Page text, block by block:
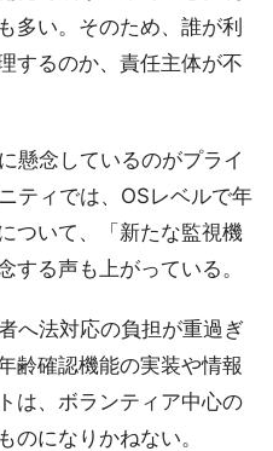
多い。そのため、誰が利
するのか、責任主体が不
懸念しているのがプライ
ティでは、OSレベルで年
ついて、「新たな監視機
する声も上がっている。
へ法対応の負担が重過ぎ
齢確認機能の実装や情報
は、ボランティア中心の
のになりかねない。